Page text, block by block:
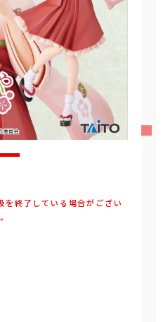
を終了している場合がござい